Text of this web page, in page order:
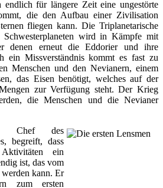
endlich für längere Zeit eine ungestörte
die den Aufbau einer Zivilisation
fliegen kann. Die Triplanetarische
wird in Kämpfe mit
denen erneut die Eddorier und ihre
ein Missverständnis kommt es fast zu
Menschen und den Nevianern, einem
das Eisen benötigt, welches auf der
zur Verfügung steht. Der Krieg
die Menschen und die Nevianer
Chef des
begreift, dass
ein
ist, das vom
kann. Er
zum ersten